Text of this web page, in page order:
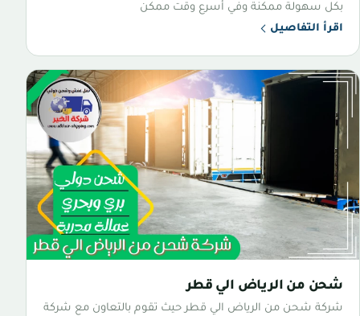
بكل سهولة ممكنة وفي أسرع وقت ممكن
اقرأ التفاصيل
شحن من الرياض الي قطر
شركة شحن من الرياض الي قطر حيث تقوم بالتعاون مع شركة